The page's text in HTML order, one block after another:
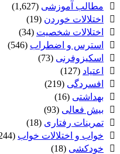
مطالب آموزشی (1,627)
اختلالات خوردن (19)
اختلالات شخصیت (34)
استرس و اضطراب (546)
اسکیزوفرنی (73)
اعتیاد (127)
افسردگی (219)
بهداشتی (16)
بیش فعالی (93)
تمرینات رفتاری (18)
خواب و اختلالات خواب (244)
خودکشی (18)